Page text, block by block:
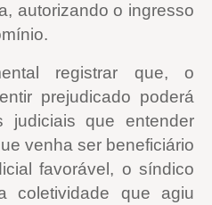
autorizando o ingresso
registrar que, o
prejudicado poderá
judiciais que entender
venha ser beneficiário
favorável, o síndico
coletividade que agiu